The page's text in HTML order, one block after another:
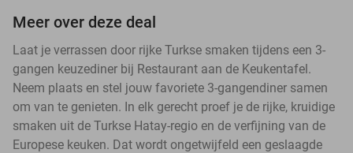
Meer over deze deal
Laat je verrassen door rijke Turkse smaken tijdens een 3-
gangen keuzediner bij Restaurant aan de Keukentafel.
Neem plaats en stel jouw favoriete 3-gangendiner samen
om van te genieten. In elk gerecht proef je de rijke, kruidige
smaken uit de Turkse Hatay-regio en de verfijning van de
Europese keuken. Dat wordt ongetwijfeld een geslaagde